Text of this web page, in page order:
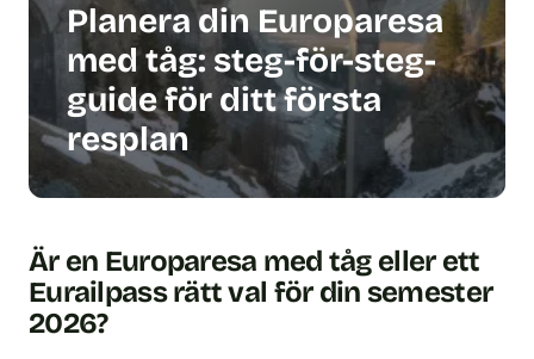
Planera din Europaresa
med tåg: steg-för-steg-
guide för ditt första
resplan
Är en Europaresa med tåg eller ett
Eurailpass rätt val för din semester
2026?